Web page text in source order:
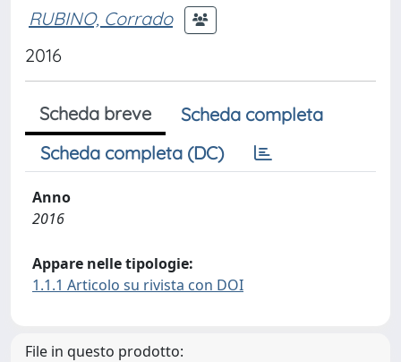
RUBINO, Corrado
2016
Scheda breve
Scheda completa
Scheda completa (DC)
Anno
2016
Appare nelle tipologie:
1.1.1 Articolo su rivista con DOI
File in questo prodotto: